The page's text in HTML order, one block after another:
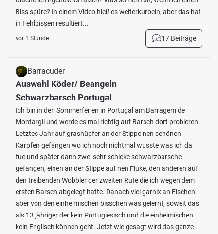
Biss spüre? In einem Video hieß es weiterkurbeln, aber das hat
in Fehlbissen resultiert...
vor 1 Stunde 17 Beiträge
Barracuder
Auswahl Köder/ Beangeln
Schwarzbarsch Portugal
Ich bin in den Sommerferien in Portugal am Barragem de
Montargil und werde es mal richtig auf Barsch dort probieren.
Letztes Jahr auf grashüpfer an der Stippe nen schönen
Karpfen gefangen wo ich noch nichtmal wusste was ich da
tue und später dann zwei sehr schicke schwarzbarsche
gefangen, einen an der Stippe auf nen Fluke, den anderen auf
den treibenden Wobbler der zweiten Rute die ich wegen dem
ersten Barsch abgelegt hatte. Danach viel garnix an Fischen
aber von den einheimischen bisschen was gelernt, soweit das
als 13 jähriger der kein Portugiesisch und die einheimischen
kein Englisch können geht. Jetzt wie gesagt wird das ganze